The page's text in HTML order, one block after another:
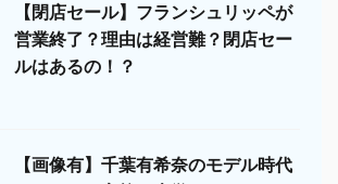
【閉店セール】フランシュリッペが
営業終了？理由は経営難？閉店セー
ルはあるの！？
【画像有】千葉有希奈のモデル時代